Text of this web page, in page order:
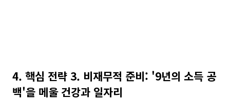
4. 핵심 전략 3. 비재무적 준비: '9년의 소득 공
백'을 메울 건강과 일자리